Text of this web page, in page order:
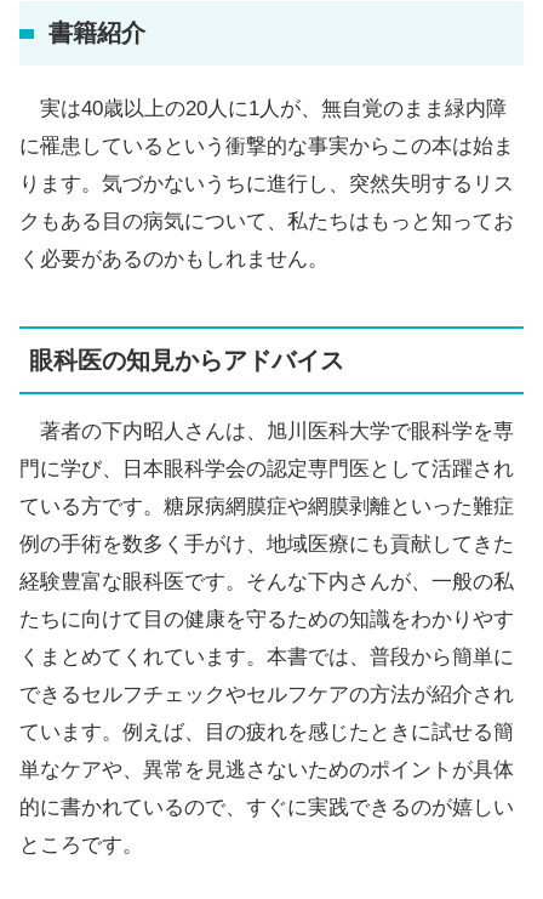
書籍紹介
実は40歳以上の20人に1人が、無自覚のまま緑内障
に罹患しているという衝撃的な事実からこの本は始ま
ります。気づかないうちに進行し、突然失明するリス
クもある目の病気について、私たちはもっと知ってお
く必要があるのかもしれません。
眼科医の知見からアドバイス
著者の下内昭人さんは、旭川医科大学で眼科学を専
門に学び、日本眼科学会の認定専門医として活躍され
ている方です。糖尿病網膜症や網膜剥離といった難症
例の手術を数多く手がけ、地域医療にも貢献してきた
経験豊富な眼科医です。そんな下内さんが、一般の私
たちに向けて目の健康を守るための知識をわかりやす
くまとめてくれています。本書では、普段から簡単に
できるセルフチェックやセルフケアの方法が紹介され
ています。例えば、目の疲れを感じたときに試せる簡
単なケアや、異常を見逃さないためのポイントが具体
的に書かれているので、すぐに実践できるのが嬉しい
ところです。